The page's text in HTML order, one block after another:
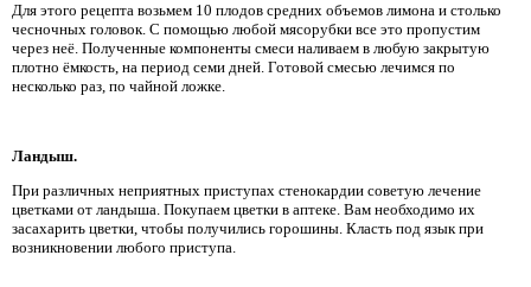
Для этого рецепта возьмем 10 плодов средних объемов лимона и столько
чесночных головок. С помощью любой мясорубки все это пропустим
через неё. Полученные компоненты смеси наливаем в любую закрытую
плотно ёмкость, на период семи дней. Готовой смесью лечимся по
несколько раз, по чайной ложке.
Ландыш.
При различных неприятных приступах стенокардии советую лечение
цветками от ландыша. Покупаем цветки в аптеке. Вам необходимо их
засахарить цветки, чтобы получились горошины. Класть под язык при
возникновении любого приступа.